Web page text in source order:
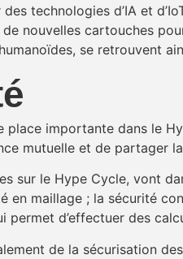
technologies d’IA et
nouvelles cartouches
se retrouvent
place importante dans le
mutuelle et de partager
sur le Hype Cycle, vont
en maillage ; la sécurité
d’effectuer des
de la sécurisation